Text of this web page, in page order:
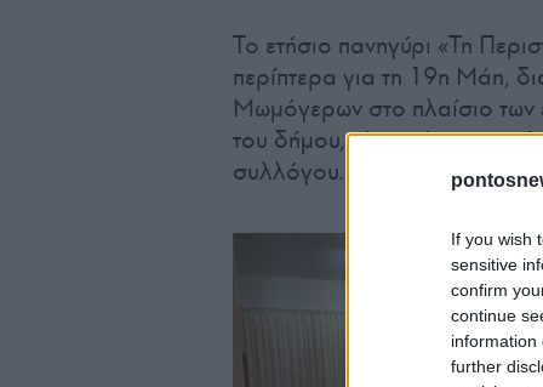
If you wish
sensitive
confirm
continue
information
further
Το ετήσιο πανηγύρι «Τη
περίπτερα για τη 19η Μάη,
Μωμόγερων στο πλαίσιο των
του δήμου, είναι κάποιες
συλλόγου.